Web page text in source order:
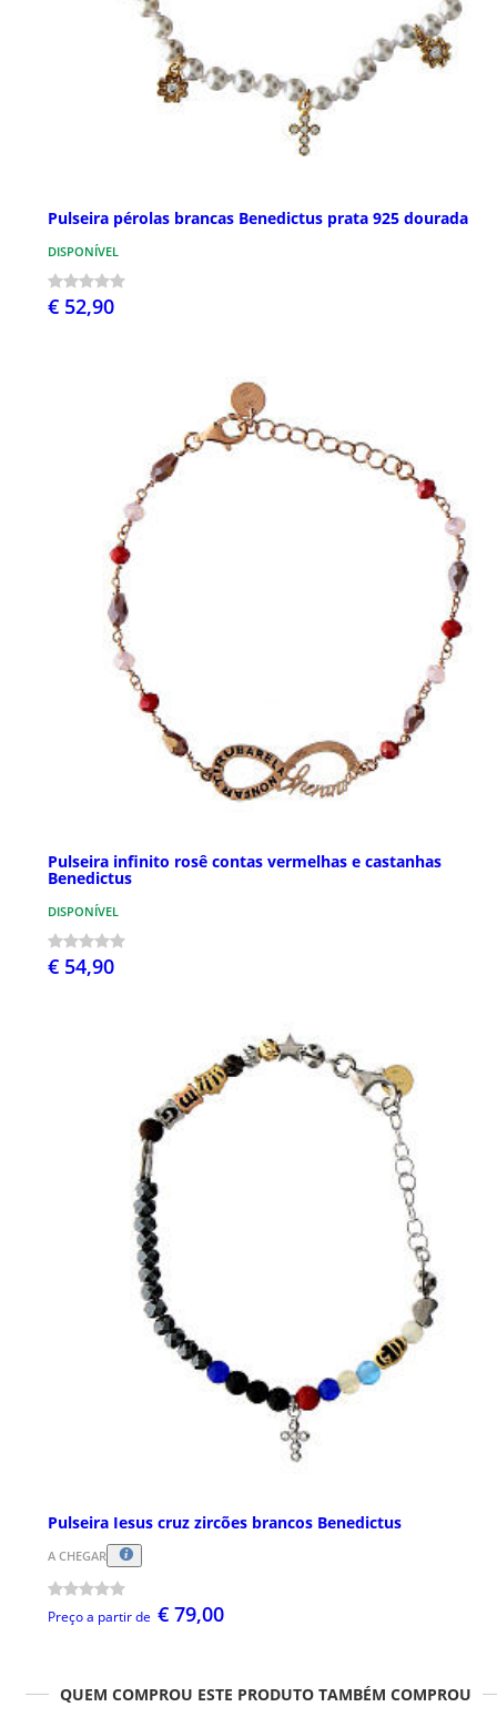
Pulseira pérolas brancas Benedictus prata 925 dourada
DISPONÍVEL
€ 52,90
Pulseira infinito rosê contas vermelhas e castanhas
Benedictus
DISPONÍVEL
€ 54,90
Pulseira Iesus cruz zircões brancos Benedictus
A CHEGAR
Preço a partir de € 79,00
QUEM COMPROU ESTE PRODUTO TAMBÉM COMPROU